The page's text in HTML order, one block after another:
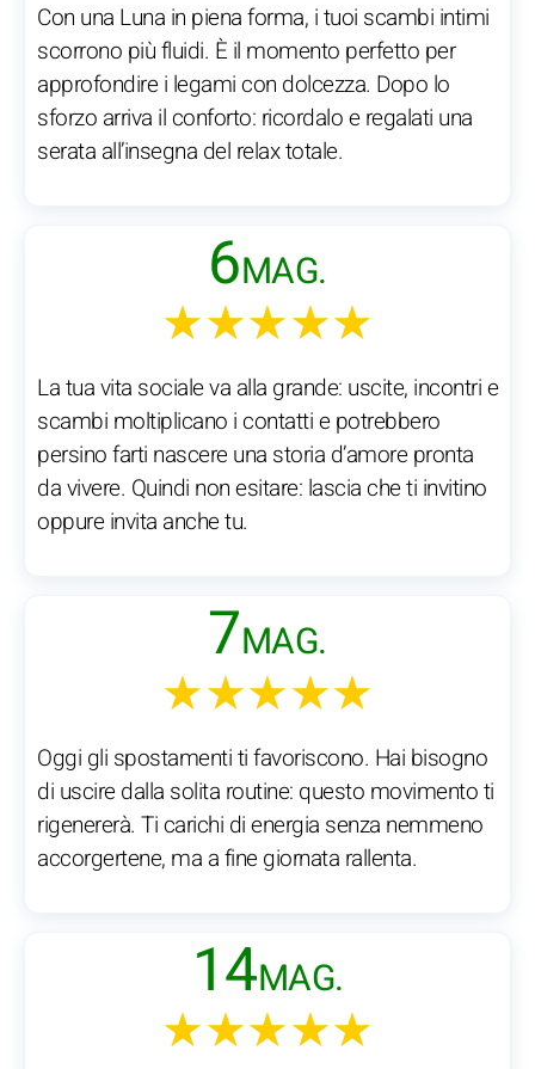
Con una Luna in piena forma, i tuoi scambi intimi
scorrono più fluidi. È il momento perfetto per
approfondire i legami con dolcezza. Dopo lo
sforzo arriva il conforto: ricordalo e regalati una
serata all’insegna del relax totale.
6MAG.
★★★★★
La tua vita sociale va alla grande: uscite, incontri e
scambi moltiplicano i contatti e potrebbero
persino farti nascere una storia d’amore pronta
da vivere. Quindi non esitare: lascia che ti invitino
oppure invita anche tu.
7MAG.
★★★★★
Oggi gli spostamenti ti favoriscono. Hai bisogno
di uscire dalla solita routine: questo movimento ti
rigenererà. Ti carichi di energia senza nemmeno
accorgertene, ma a fine giornata rallenta.
14MAG.
★★★★★